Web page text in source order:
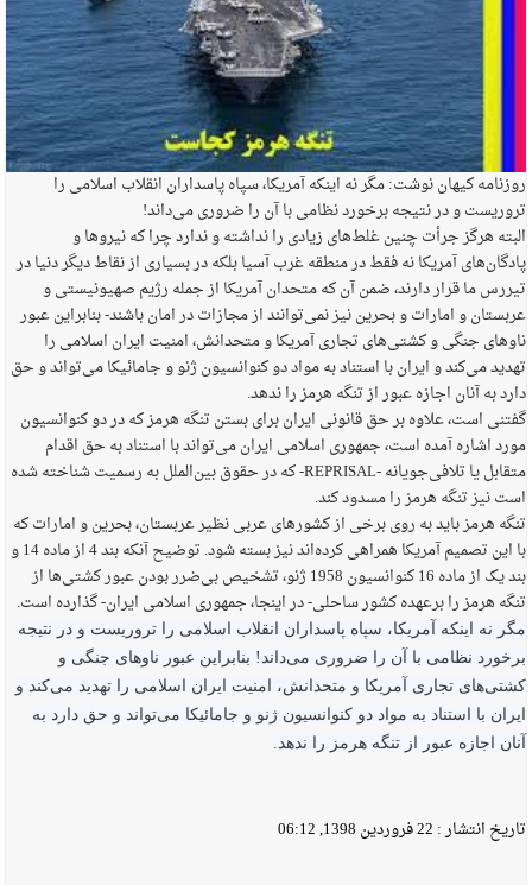
روزنامه کیهان نوشت: مگر نه اینکه آمریکا، سپاه پاسداران انقلاب اسلامی را
تروریست و در نتیجه برخورد نظامی با آن را ضروری می‌داند!
البته هرگز جرأت چنین غلط‌های زیادی را نداشته و ندارد چرا که نیروها و
پادگان‌های آمریکا نه فقط در منطقه غرب آسیا بلکه در بسیاری از نقاط دیگر دنیا در
تیررس ما قرار دارند، ضمن آن که متحدان آمریکا از جمله رژیم صهیونیستی و
عربستان و امارات و بحرین نیز نمی‌توانند از مجازات در امان باشند- بنابراین عبور
ناوهای جنگی و کشتی‌های تجاری آمریکا و متحدانش، امنیت ایران اسلامی را
تهدید می‌کند و ایران با استناد به مواد دو کنوانسیون ژنو و جامائیکا می‌تواند و حق
دارد به آنان اجازه عبور از تنگه هرمز را ندهد.
گفتنی است، علاوه‌ بر حق قانونی ایران برای بستن تنگه هرمز که در دو کنوانسیون
مورد ‌اشاره آمده است، جمهوری اسلامی ایران می‌تواند با استناد به حق اقدام
متقابل یا تلافی‌جویانه -REPRISAL- که در حقوق بین‌الملل به رسمیت شناخته شده
است نیز تنگه هرمز را مسدود کند.
تنگه هرمز باید به روی برخی از کشورهای عربی نظیر عربستان، بحرین و امارات که
با این تصمیم آمریکا همراهی کرده‌اند نیز بسته شود. توضیح آنکه بند 4 از ماده 14 و
بند یک از ماده 16 کنوانسیون 1958 ژنو، تشخیص بی‌ضرر بودن عبور کشتی‌ها از
تنگه هرمز را برعهده کشور ساحلی- در اینجا، جمهوری اسلامی ایران- گذارده است.
مگر نه اینکه آمریکا، سپاه پاسداران انقلاب اسلامی را تروریست و در نتیجه
برخورد نظامی با آن را ضروری می‌داند! بنابراین عبور ناوهای جنگی و
کشتی‌های تجاری آمریکا و متحدانش، امنیت ایران اسلامی را تهدید می‌کند و
ایران با استناد به مواد دو کنوانسیون ژنو و جامائیکا می‌تواند و حق دارد به
آنان اجازه عبور از تنگه هرمز را ندهد.
تاریخ انتشار : 22 فروردین 1398, 06:12